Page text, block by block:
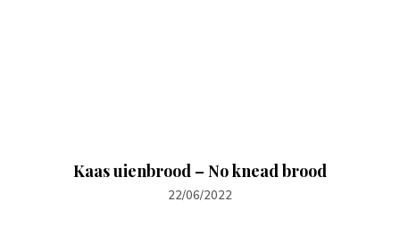
Kaas uienbrood – No knead brood
22/06/2022